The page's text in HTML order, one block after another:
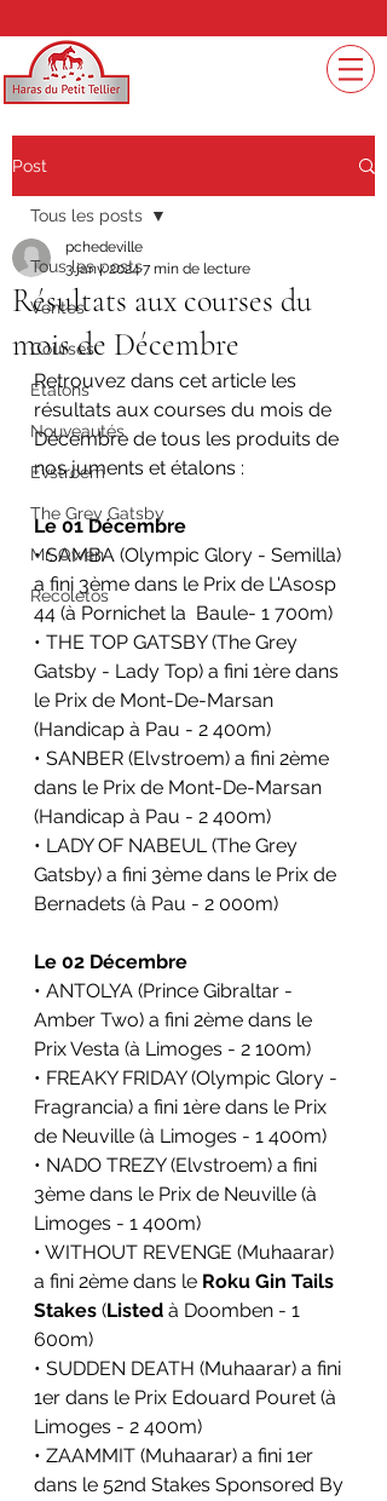
Post
Tous les posts
Ventes
Courses
Etalons
Nouveautés
Evstroem
The Grey Gatsby
Mr. Owen
Recoletos
Tous les posts
Résultats aux courses du
mois de Décembre
pchedeville
3 janv. 20247 min de lecture
Retrouvez dans cet article les
résultats aux courses du mois de
Décembre de tous les produits de
nos juments et étalons :
Le 01 Décembre
• SAMBA (Olympic Glory - Semilla)
a fini 3ème dans le Prix de L'Asosp
44 (à Pornichet la  Baule- 1 700m)
• THE TOP GATSBY (The Grey
Gatsby - Lady Top) a fini 1ère dans
le Prix de Mont-De-Marsan
(Handicap à Pau - 2 400m)
• SANBER (Elvstroem) a fini 2ème
dans le Prix de Mont-De-Marsan
(Handicap à Pau - 2 400m)
• LADY OF NABEUL (The Grey
Gatsby) a fini 3ème dans le Prix de
Bernadets (à Pau - 2 000m)
Le 02 Décembre
• ANTOLYA (Prince Gibraltar -
Amber Two) a fini 2ème dans le
Prix Vesta (à Limoges - 2 100m)
• FREAKY FRIDAY (Olympic Glory -
Fragrancia) a fini 1ère dans le Prix
de Neuville (à Limoges - 1 400m)
• NADO TREZY (Elvstroem) a fini
3ème dans le Prix de Neuville (à
Limoges - 1 400m)
• WITHOUT REVENGE (Muhaarar)
a fini 2ème dans le Roku Gin Tails
Stakes (Listed à Doomben - 1
600m)
• SUDDEN DEATH (Muhaarar) a fini
1er dans le Prix Edouard Pouret (à
Limoges - 2 400m)
• ZAAMMIT (Muhaarar) a fini 1er
dans le 52nd Stakes Sponsored By